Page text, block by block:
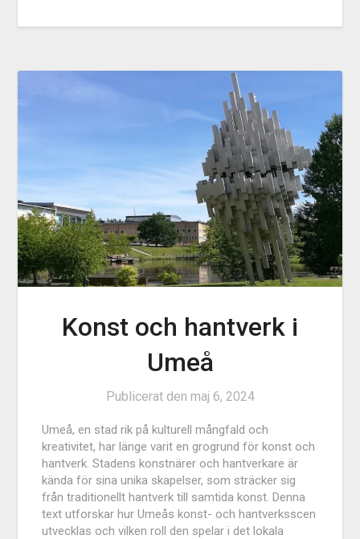
Konst och hantverk i
Umeå
Publicerat den maj 6, 2024
Umeå, en stad rik på kulturell mångfald och
kreativitet, har länge varit en grogrund för konst och
hantverk. Stadens konstnärer och hantverkare är
kända för sina unika skapelser, som sträcker sig
från traditionellt hantverk till samtida konst. Denna
text utforskar hur Umeås konst- och hantverksscen
utvecklas och vilken roll den spelar i det lokala